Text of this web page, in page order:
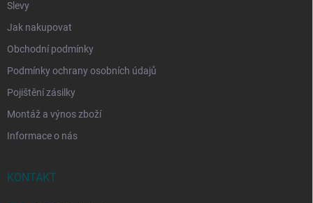
Slevy
Jak nakupovat
Obchodní podmínky
Podmínky ochrany osobních údajů
Pojištění zásilky
Montáž a výnos zboží
Informace o nás
KONTAKT